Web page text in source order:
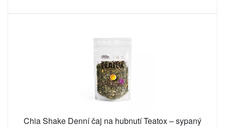
Chia Shake Denní čaj na hubnutí Teatox – sypaný